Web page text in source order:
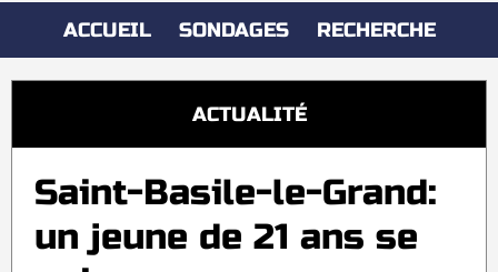
ACCUEIL SONDAGES RECHERCHE
ACTUALITÉ
Saint-Basile-le-Grand:
un jeune de 21 ans se